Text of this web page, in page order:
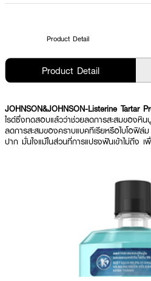
Product Detail
Product Detail
JOHNSON&JOHNSON-Listerine Tartar
ไรด์ซึ่งทดสอบแล้วว่าช่วยลดการสะสมของหิ
ลดการสะสมของคราบแบคทีเรียหรือไบโอฟิล์
ปาก มั่นใจแม้ในส่วนที่การแปรงฟันเข้าไม่ถึง